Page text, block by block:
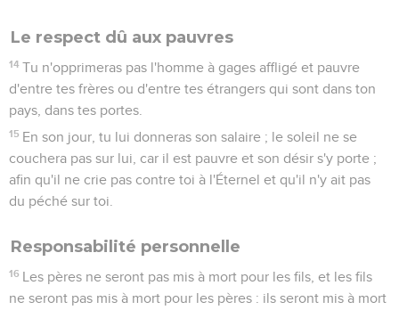
Le respect dû aux pauvres
14 Tu n'opprimeras pas l'homme à gages affligé et pauvre
d'entre tes frères ou d'entre tes étrangers qui sont dans ton
pays, dans tes portes.
15 En son jour, tu lui donneras son salaire ; le soleil ne se
couchera pas sur lui, car il est pauvre et son désir s'y porte ;
afin qu'il ne crie pas contre toi à l'Éternel et qu'il n'y ait pas
du péché sur toi.
Responsabilité personnelle
16 Les pères ne seront pas mis à mort pour les fils, et les fils
ne seront pas mis à mort pour les pères : ils seront mis à mort